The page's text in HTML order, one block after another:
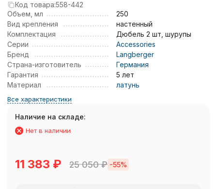
Код товара:558-442
Объем, мл
250
Вид крепления
настенный
Комплектация
Дюбель 2 шт, шурупы
Серии
Accessories
Бренд
Langberger
Страна-изготовитель
Германия
Гарантия
5 лет
Материал
латунь
Все характеристики
Наличие на складе:
Нет в наличии
11 383 ₽ 25 050₽ -55%